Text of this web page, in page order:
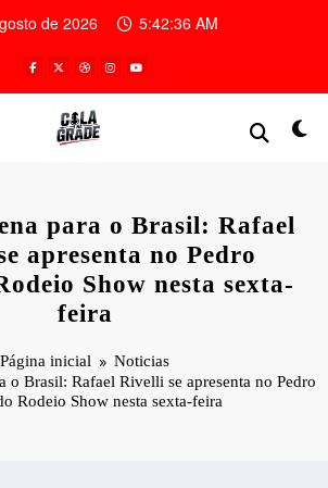
de 2026 5:42:36 AM
para o Brasil: Rafael
apresenta no Pedro
Show nesta sexta-
feira
Página inicial
Noticias
o Brasil: Rafael Rivelli se apresenta no Pedro
Rodeio Show nesta sexta-feira